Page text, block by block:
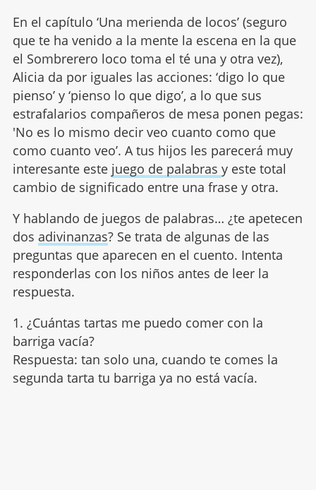
En el capítulo ‘Una merienda de locos’ (seguro
que te ha venido a la mente la escena en la que
el Sombrerero loco toma el té una y otra vez),
Alicia da por iguales las acciones: ‘digo lo que
pienso’ y ‘pienso lo que digo’, a lo que sus
estrafalarios compañeros de mesa ponen pegas:
'No es lo mismo decir veo cuanto como que
como cuanto veo’. A tus hijos les parecerá muy
interesante este juego de palabras y este total
cambio de significado entre una frase y otra.
Y hablando de juegos de palabras… ¿te apetecen
dos adivinanzas? Se trata de algunas de las
preguntas que aparecen en el cuento. Intenta
responderlas con los niños antes de leer la
respuesta.
1. ¿Cuántas tartas me puedo comer con la
barriga vacía?
Respuesta: tan solo una, cuando te comes la
segunda tarta tu barriga ya no está vacía.